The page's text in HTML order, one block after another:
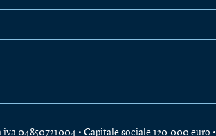
04850721004 • Capitale sociale 120.000 euro •